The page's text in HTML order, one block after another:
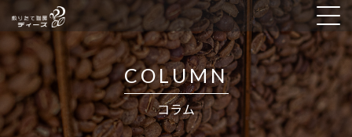
COLUMN
コラム